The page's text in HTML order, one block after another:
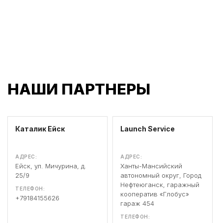
НАШИ ПАРТНЕРЫ
Каталик Ейск
АДРЕС:
Ейск, ул. Мичурина, д.
25/9
ТЕЛЕФОН:
+79184155626
Launch Service
АДРЕС:
Ханты-Мансийский
автономный округ, Город
Нефтеюганск, гаражный
кооператив «Глобус»
гараж 454
ТЕЛЕФОН: